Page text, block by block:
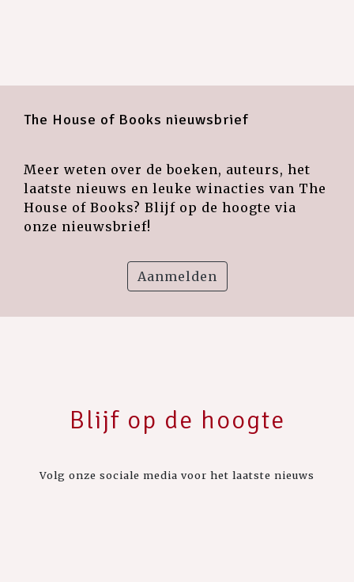
The House of Books nieuwsbrief
Meer weten over de boeken, auteurs, het
laatste nieuws en leuke winacties van The
House of Books? Blijf op de hoogte via
onze nieuwsbrief!
Aanmelden
Blijf op de hoogte
Volg onze sociale media voor het laatste nieuws